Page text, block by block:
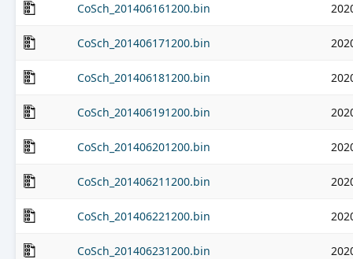
CoSch_201406161200.bin
CoSch_201406171200.bin
CoSch_201406181200.bin
CoSch_201406191200.bin
CoSch_201406201200.bin
CoSch_201406211200.bin
CoSch_201406221200.bin
CoSch_201406231200.bin